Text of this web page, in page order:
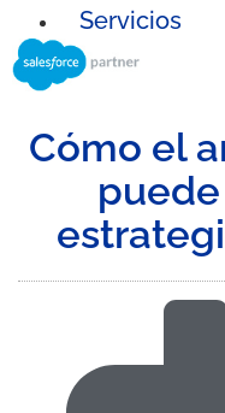
Servicios
Cómo el